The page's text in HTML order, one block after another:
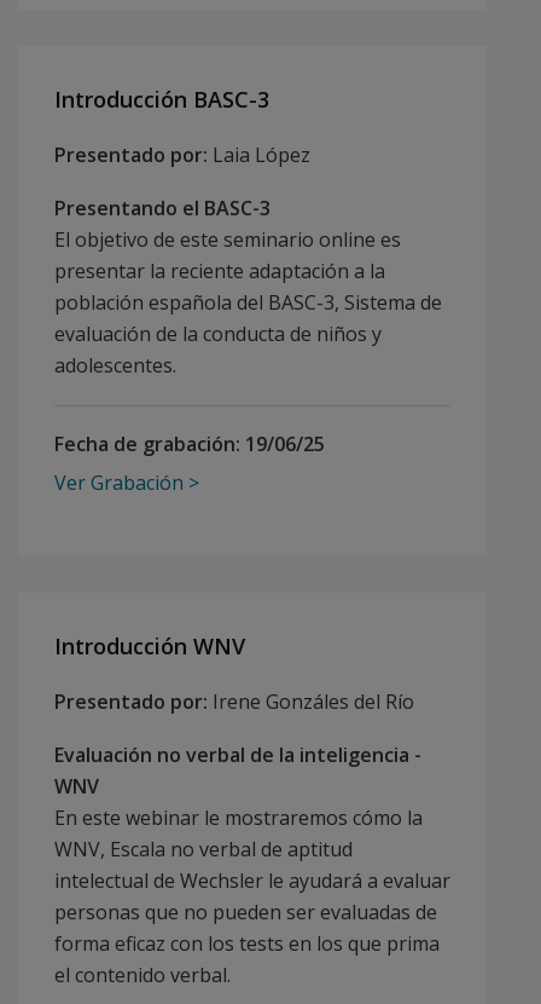
Introducción BASC-3
Presentado por: Laia López
Presentando el BASC-3
El objetivo de este seminario online es
presentar la reciente adaptación a la
población española del BASC-3, Sistema de
evaluación de la conducta de niños y
adolescentes.
Fecha de grabación: 19/06/25
Ver Grabación
Introducción WNV
Presentado por: Irene Gonzáles del Río
Evaluación no verbal de la inteligencia -
WNV
En este webinar le mostraremos cómo la
WNV, Escala no verbal de aptitud
intelectual de Wechsler le ayudará a evaluar
personas que no pueden ser evaluadas de
forma eficaz con los tests en los que prima
el contenido verbal.